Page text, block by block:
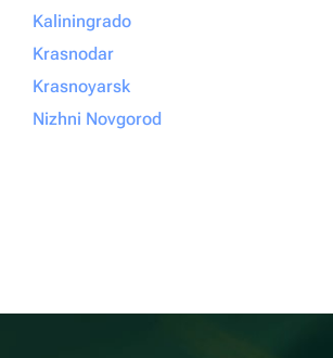
Kaliningrado
Krasnodar
Krasnoyarsk
Nizhni Novgorod